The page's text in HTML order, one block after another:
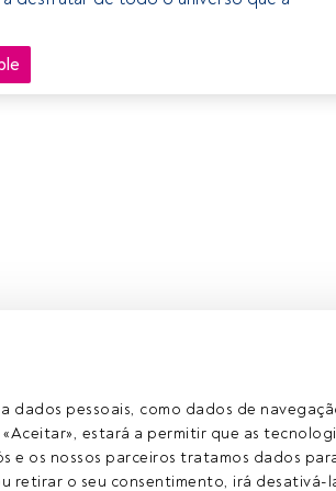
dados pessoais, como dados de
estará a permitir que as
e os nossos parceiros tratamos dados
retirar o seu consentimento, irá desativá-